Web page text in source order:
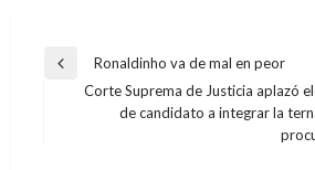
Navegación
entradas
Entrada
anterior
Ronaldinho va de mal en peor
Corte Suprema de Justicia aplazó
de candidato a integrar la